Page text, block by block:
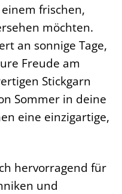
frischen,
möchten.
an sonnige Tage,
Freude am
Stickgarn
Sommer in deine
eine einzigartige,
hervorragend für
und